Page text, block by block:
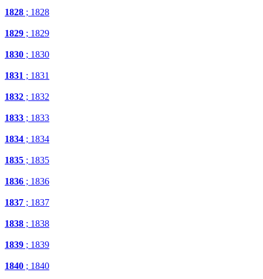
1828 ; 1828
1829 ; 1829
1830 ; 1830
1831 ; 1831
1832 ; 1832
1833 ; 1833
1834 ; 1834
1835 ; 1835
1836 ; 1836
1837 ; 1837
1838 ; 1838
1839 ; 1839
1840 ; 1840